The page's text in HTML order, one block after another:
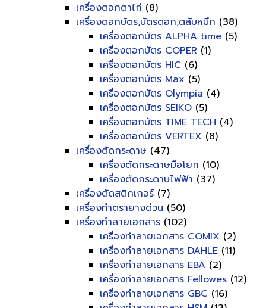
เครื่องตอกตาไก่ (8)
เครื่องตอกบัตร,บัตรตอก,ตลับหมึก (38)
เครื่องตอกบัตร ALPHA time (5)
เครื่องตอกบัตร COPER (1)
เครื่องตอกบัตร HIC (6)
เครื่องตอกบัตร Max (5)
เครื่องตอกบัตร Olympia (4)
เครื่องตอกบัตร SEIKO (5)
เครื่องตอกบัตร TIME TECH (4)
เครื่องตอกบัตร VERTEX (8)
เครื่องตัดกระดาษ (47)
เครื่องตัดกระดาษมือโยก (10)
เครื่องตัดกระดาษไฟฟ้า (37)
เครื่องตัดสติกเกอร์ (7)
เครื่องทำตรายางด่วน (50)
เครื่องทำลายเอกสาร (102)
เครื่องทำลายเอกสาร COMIX (2)
เครื่องทำลายเอกสาร DAHLE (11)
เครื่องทำลายเอกสาร EBA (2)
เครื่องทำลายเอกสาร Fellowes (12)
เครื่องทำลายเอกสาร GBC (16)